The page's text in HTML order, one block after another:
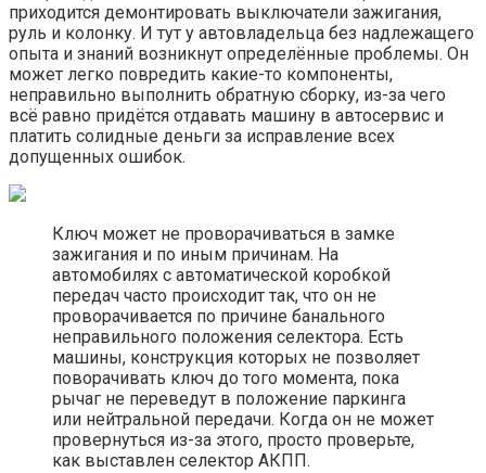
приходится демонтировать выключатели зажигания,
руль и колонку. И тут у автовладельца без надлежащего
опыта и знаний возникнут определённые проблемы. Он
может легко повредить какие-то компоненты,
неправильно выполнить обратную сборку, из-за чего
всё равно придётся отдавать машину в автосервис и
платить солидные деньги за исправление всех
допущенных ошибок.
Ключ может не проворачиваться в замке
зажигания и по иным причинам. На
автомобилях с автоматической коробкой
передач часто происходит так, что он не
проворачивается по причине банального
неправильного положения селектора. Есть
машины, конструкция которых не позволяет
поворачивать ключ до того момента, пока
рычаг не переведут в положение паркинга
или нейтральной передачи. Когда он не может
провернуться из-за этого, просто проверьте,
как выставлен селектор АКПП.